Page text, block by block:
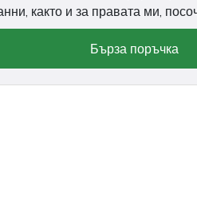
както и за правата ми,
Бърза поръчка